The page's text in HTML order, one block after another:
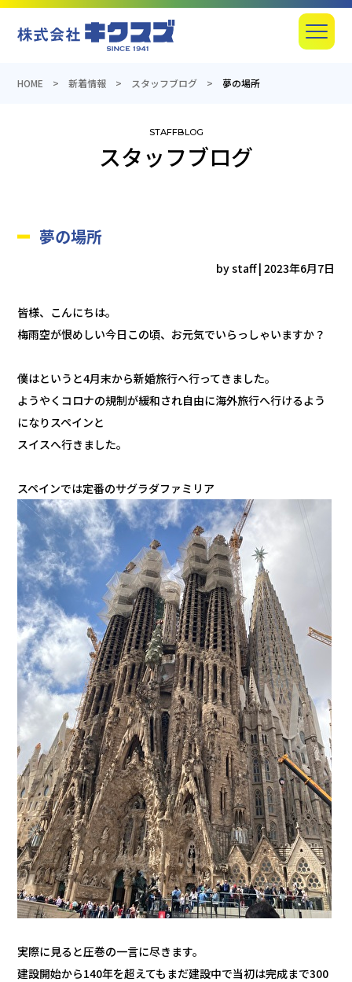
産業機器の総合商社のキクスズ Menu
HOME 新着情報 スタッフブログ 夢の場所
スタッフブログ
夢の場所
by staff| 2023年6月7日
皆様、こんにちは。
梅雨空が恨めしい今日この頃、お元気でいらっしゃいますか？
僕はというと4月末から新婚旅行へ行ってきました。
ようやくコロナの規制が緩和され自由に海外旅行へ行けるよう
になりスペインと
スイスへ行きました。
スペインでは定番のサグラダファミリア
実際に見ると圧巻の一言に尽きます。
建設開始から140年を超えてもまだ建設中で当初は完成まで300